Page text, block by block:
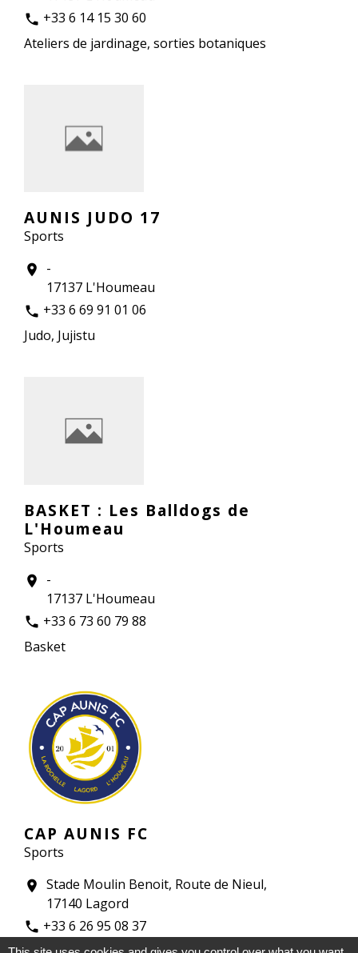
phone +33 6 14 15 30 60
Ateliers de jardinage, sorties botaniques
AUNIS JUDO 17
Sports
location_on
-
17137 L'Houmeau
phone +33 6 69 91 01 06
Judo, Jujistu
BASKET : Les Balldogs de
L'Houmeau
Sports
location_on
-
17137 L'Houmeau
phone +33 6 73 60 79 88
Basket
CAP AUNIS FC
Sports
location_on Stade Moulin Benoit, Route de Nieul,
17140 Lagord
phone +33 6 26 95 08 37